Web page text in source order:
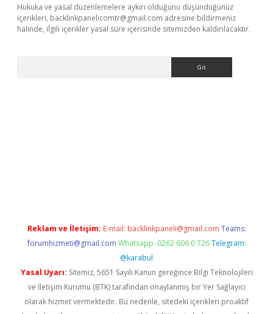
Hukuka ve yasal düzenlemelere aykırı olduğunu düşündüğünüz
içerikleri, backlinkpanelicomtr@gmail.com adresine bildirmeniz
halinde, ilgili içerikler yasal süre içerisinde sitemizden kaldırılacaktır.
Reklam ve İletişim: E-mail: backlinkpaneli@gmail.com Teams:
forumhizmeti@gmail.com Whatsapp: 0262 606 0 726 Telegram:
@karabul
Yasal Uyarı: Sitemiz, 5651 Sayılı Kanun gereğince Bilgi Teknolojileri
ve İletişim Kurumu (BTK) tarafından onaylanmış bir Yer Sağlayıcı
olarak hizmet vermektedir. Bu nedenle, sitedeki içerikleri proaktif